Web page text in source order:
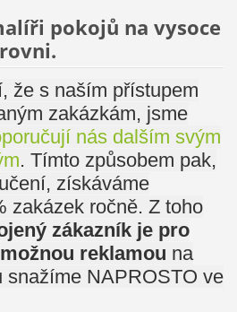
pokojů na vysoce
že s naším přístupem
zakázkám, jsme
nás dalším svým
. Tímto způsobem pak,
získáváme
zakázek ročně. Z toho
zákazník je pro
reklamou na
snažíme NAPROSTO ve